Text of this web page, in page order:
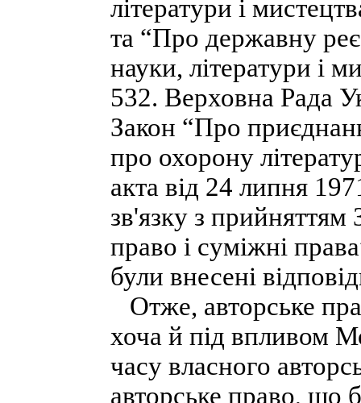
літератури і
та “Про державну
науки, літератури і
532. Верховна Рада
Закон “Про
про охорону
акта від 24 липня
зв'язку з прийняттям
право і суміжні
були внесені
Отже, авторське
хоча й під впливом
часу власного
авторське право, що